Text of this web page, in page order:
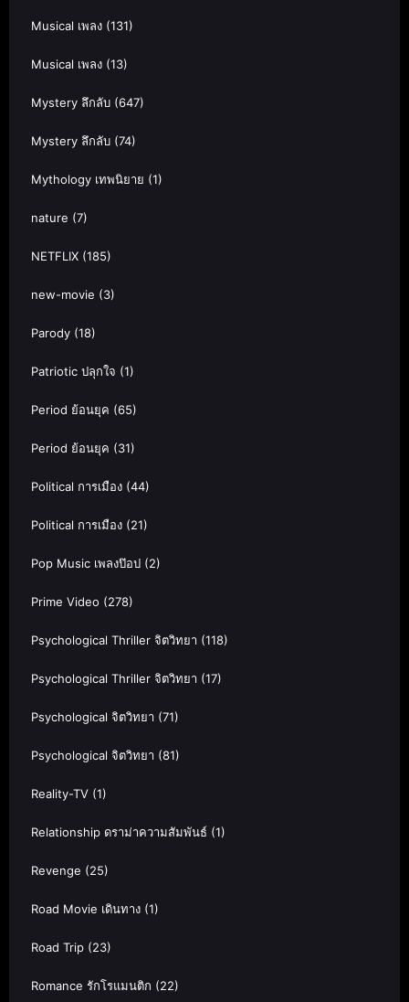
Musical เพลง (131)
Musical เพลง (13)
Mystery ลึกลับ (647)
Mystery ลึกลับ (74)
Mythology เทพนิยาย (1)
nature (7)
NETFLIX (185)
new-movie (3)
Parody (18)
Patriotic ปลุกใจ (1)
Period ย้อนยุค (65)
Period ย้อนยุค (31)
Political การเมือง (44)
Political การเมือง (21)
Pop Music เพลงป๊อป (2)
Prime Video (278)
Psychological Thriller จิตวิทยา (118)
Psychological Thriller จิตวิทยา (17)
Psychological จิตวิทยา (71)
Psychological จิตวิทยา (81)
Reality-TV (1)
Relationship ดราม่าความสัมพันธ์ (1)
Revenge (25)
Road Movie เดินทาง (1)
Road Trip (23)
Romance รักโรแมนติก (22)